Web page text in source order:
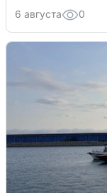
6 августа 0